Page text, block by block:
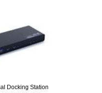
Docking Station